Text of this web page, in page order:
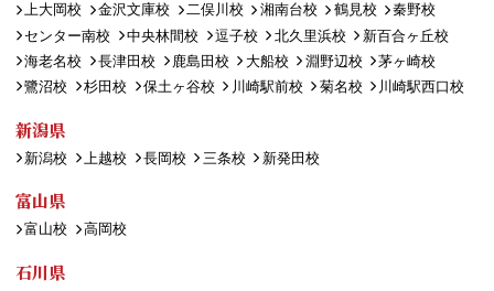
上大岡校
金沢文庫校 二俣川校 湘南台校 鶴見校
秦野校
センター南校
中央林間校 逗子校 北久里浜校
新百合ヶ丘校
海老名校
長津田校 鹿島田校 大船校 淵野辺校
茅ヶ崎校
鷺沼校
杉田校 保土ヶ谷校 川崎駅前校 菊名校 川崎駅西口校
新潟県
新潟校 上越校 長岡校 三条校 新発田校
富山県
富山校 高岡校
石川県